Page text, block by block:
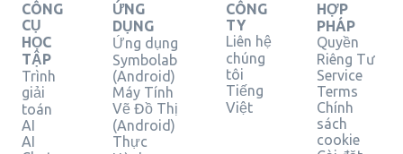
CÔNG
CỤ
HỌC
TẬP
Trình
giải
toán
AI
AI
ỨNG
DỤNG
Ứng dụng
Symbolab
(Android)
Máy Tính
Vẽ Đồ Thị
(Android)
Thực
CÔNG
TY
Liên hệ
chúng
tôi
Tiếng
Việt
HỢP
PHÁP
Quyền
Riêng Tư
Service
Terms
Chính
sách
cookie